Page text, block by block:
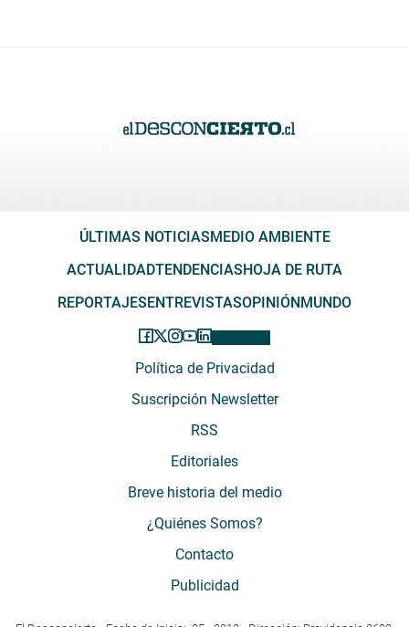
ÚLTIMAS NOTICIASMEDIO AMBIENTE
ACTUALIDADTENDENCIASHOJA DE RUTA
REPORTAJESENTREVISTASOPINIÓNMUNDO
Política de Privacidad
Suscripción Newsletter
RSS
Editoriales
Breve historia del medio
¿Quiénes Somos?
Contacto
Publicidad